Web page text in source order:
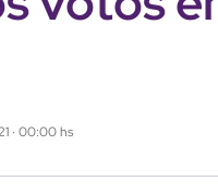
· 00:00 hs